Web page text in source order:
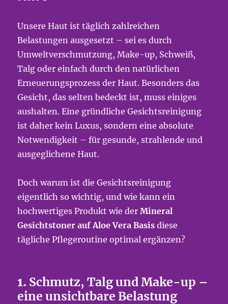
Unsere Haut ist täglich zahlreichen
Belastungen ausgesetzt – sei es durch
Umweltverschmutzung, Make-up, Schweiß,
Talg oder einfach durch den natürlichen
Erneuerungsprozess der Haut. Besonders das
Gesicht, das selten bedeckt ist, muss einiges
aushalten. Eine gründliche Gesichtsreinigung
ist daher kein Luxus, sondern eine absolute
Notwendigkeit – für gesunde, strahlende und
ausgeglichene Haut.
Doch warum ist die Gesichtsreinigung
eigentlich so wichtig, und wie kann ein
hochwertiges Produkt wie derMineral
Gesichtstoner auf Aloe Vera Basis diese
tägliche Pflegeroutine optimal ergänzen?
1. Schmutz, Talg und Make-up –
eine unsichtbare Belastung